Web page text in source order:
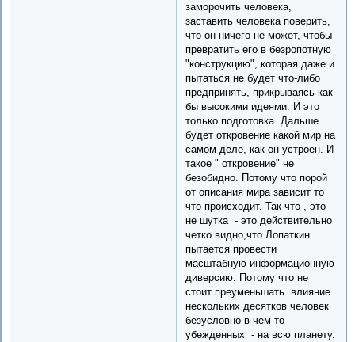
заморочить человека,
заставить человека поверить,
что он ничего не может, чтобы
превратить его в безропотную
"конструкцию", которая даже и
пытаться не будет что-либо
предпринять, прикрываясь как
бы высокими идеями. И это
только подготовка. Дальше
будет откровение какой мир на
самом деле, как он устроен. И
такое " откровение" не
безобидно. Потому что порой
от описания мира зависит то
что происходит. Так что , это
не шутка - это действительно
четко видно,что Лопаткин
пытается провести
масштабную информационную
диверсию. Потому что не
стоит преуменьшать влияние
нескольких десятков человек
безусловно в чем-то
убежденных - на всю планету.